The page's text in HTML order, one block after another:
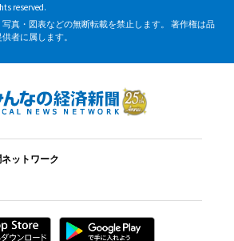
reserved.
真・図表などの無断転載を禁止します。 著作権は品
者に属します。
ットワーク